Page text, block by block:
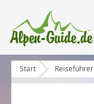
Start Reiseführer